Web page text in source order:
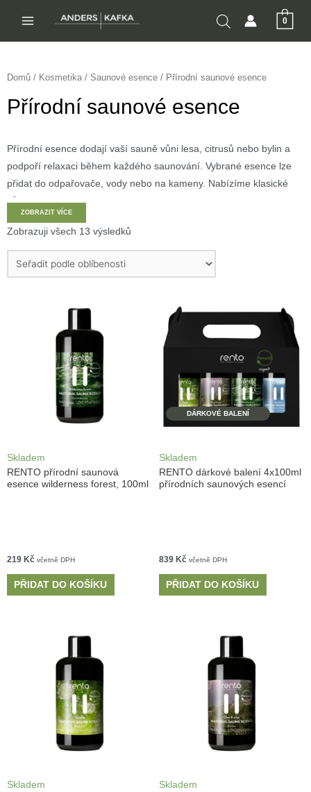
obsah
0
Domů / Kosmetika / Saunové esence / Přírodní saunové esence
Přírodní saunové esence
Přírodní esence dodají vaší sauně vůni lesa, citrusů nebo bylin a
podpoří relaxaci během každého saunování. Vybrané esence lze
přidat do odpařovače, vody nebo na kameny. Nabízíme klasické
vůně borovice, eukalyptu, pomeranče i dárková balení.
ZOBRAZIT VÍCE
Zobrazuji všech 13 výsledků
Skladem
RENTO přírodní saunová
esence wilderness forest, 100ml
219 Kč včetně DPH
PŘIDAT DO KOŠÍKU
DÁRKOVÉ BALENÍ
Skladem
RENTO dárkové balení 4x100ml
přírodních saunových esencí
839 Kč včetně DPH
PŘIDAT DO KOŠÍKU
Skladem
Skladem